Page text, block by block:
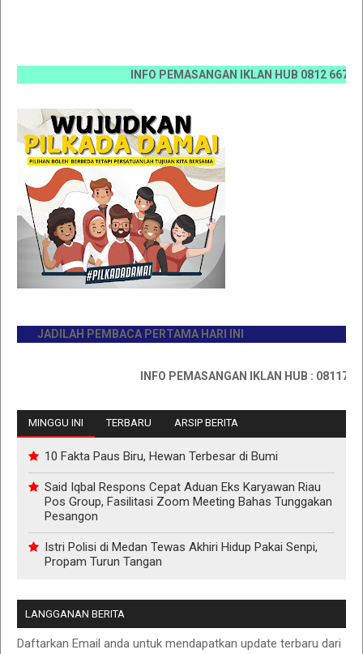
INFO PEMASANGAN IKLAN HUB 0812 6670
JADILAH PEMBACA PERTAMA HARI INI
INFO PEMASANGAN IKLAN HUB : 0811767335
MINGGU INI TERBARU ARSIP BERITA
10 Fakta Paus Biru, Hewan Terbesar di Bumi
Said Iqbal Respons Cepat Aduan Eks Karyawan Riau
Pos Group, Fasilitasi Zoom Meeting Bahas Tunggakan
Pesangon
Istri Polisi di Medan Tewas Akhiri Hidup Pakai Senpi,
Propam Turun Tangan
LANGGANAN BERITA
Daftarkan Email anda untuk mendapatkan update terbaru dari